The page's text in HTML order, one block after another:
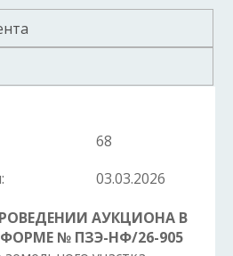
68
03.03.2026
АУКЦИОНА В
№ ПЗЭ-НФ/26-905